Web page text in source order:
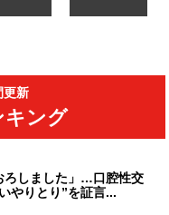
更新
キング
ろしました」…口腔性交
やりとり”を証言...